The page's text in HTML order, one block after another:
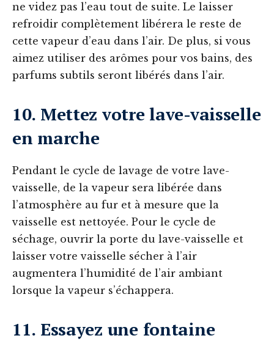
ne videz pas l’eau tout de suite. Le laisser
refroidir complètement libérera le reste de
cette vapeur d’eau dans l’air. De plus, si vous
aimez utiliser des arômes pour vos bains, des
parfums subtils seront libérés dans l’air.
10. Mettez votre lave-vaisselle
en marche
Pendant le cycle de lavage de votre lave-
vaisselle, de la vapeur sera libérée dans
l’atmosphère au fur et à mesure que la
vaisselle est nettoyée. Pour le cycle de
séchage, ouvrir la porte du lave-vaisselle et
laisser votre vaisselle sécher à l’air
augmentera l’humidité de l’air ambiant
lorsque la vapeur s’échappera.
11. Essayez une fontaine